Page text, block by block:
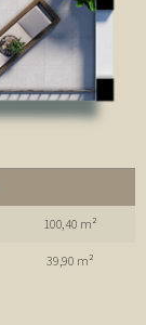
100,40 m²
39,90 m²